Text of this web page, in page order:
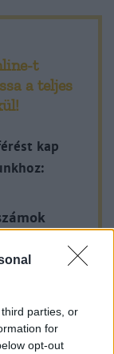
parties, or
for
opt-out
t
a teljes
kap
cikkei